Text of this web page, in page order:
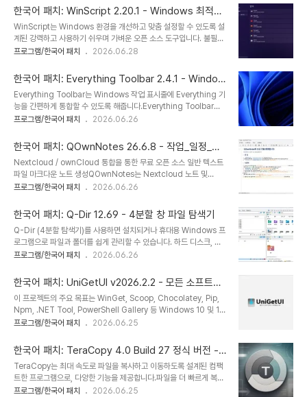
인..
성할 수 있습니다.직관적인 구조 레이아웃, 다양한 미디어에 대한 다중
뷰를 제공합니다.확대/축소 가능한 요소, 웹 브라우저처럼 탐색합니
다.마우스 오른쪽 버튼을 클릭하여 Windows 폴더 및 파일 팝업 메
뉴에 액세스할 수 있습니다.단순하지만 강력한 필터링 기준을 입력하
여 보기 내용을 제한할 수 있습니다.네 가지 색상으로 파일을 임시로
필터링된 요소를 표시할 수 있습니..
한국어 패치: WinScript 2.20.1 - Windows 최적화
개선 도구
WinScript는 Windows 환경을 개선하고 맞춤 설정할 수 있도록 설
계된 강력하고 사용하기 쉬우며 가벼운 오픈 소스 도구입니다. 불필요
한 프로그램 제거, 개인 정보 보호 강화, 성능 최적화, 앱 설치 간소화
WinScript를 사용하면 Windows에 사전 설치된 불필요한 프로그
램 및 구성 요소를 제거할 수 있습니다. Microsoft Store,
OneDrive, CoPilot을 제거하고, Microsoft Edge의 불필요한 기
능을 제거하거나 삭제하고, 위젯 및 작업 표시줄 위젯을 비활성화하고,
리콜이나 소비자 기능과 같은 Windows 기능을 비활성화하는 등 다
프로그램/한국어 패치 2026.06.28
한국어 패치: Everything Toolbar 2.4.1 - Window
s 작업 표시줄에 Everything 기능 통합
Everything Toolbar는 Windows 작업 표시줄에 Everything 기
능을 간편하게 통합할 수 있도록 해줍니다.Everything Toolbar를
사용하면 Windows 작업 표시줄에서 이름으로 파일, 폴더 등을 즉시
리고 다른 사람과의 간편한 파일 공유 기능을 제공합니
다.Everything Toolbar 사용 방법:● 다운로드● 설치 파일 실행●
작업 표시줄의 컨텍스트 메뉴에서 EverythingToolbar 활성화
Everything이 설치되어 있어야 합니다.공식 홈페이지
EverythingToolbar-2.4.1-x64.exeEverythingToolbar-
프로그램/한국어 패치 2026.06.26
한국어 패치: QOwnNotes 26.6.8 - 작업_일정_메
모 동기화
Nextcloud / ownCloud 통합을 통한 무료 오픈 소스 일반 텍스트
파일 마크다운 노트 생성QOwnNotes는 Nextcloud 노트 및
ownCloud 노트와 함께 작동하는 GNU/Linux, macOS 및
스 메모장입니다.QOwnNotes를 사용하여 생각을 기록하고 나중에
Android용 Nextcloud 노트 또는 Nextcloud/ownCloud 웹 서
비스와 같은 모바일 장치에서 생각을 편집하거나 검색할 수 있습니다.
노트는 일반 텍스트 마크다운 파일로 저장되며 Nextcloud의 파일
동기화 기능과 동기화됩니다. 물론 Syncing 또는 Dropbox와 같은
프로그램/한국어 패치 2026.06.26
한국어 패치: Q-Dir 12.69 - 4분할 창 파일 탐색기
Q-Dir (4분할 탐색기)를 사용하면 설치되거나 휴대용 Windows 프
로그램으로 파일과 폴더를 쉽게 관리할 수 있습니다. 하드 디스크, 네
트워크 폴더, USB-Stik, 플로피 디스크 및 기타 스토리지 장치에 빠
기술을 갖춘 우수한 파일 관리자입니다. 시스템의 일반 기능, 끌어서
놓기, 모든 보기 및 기타 기능을 포기할 필요는 없습니다.Q-Dir를 설
치할 필요가 없으며 데스크톱에서 쉽게 실행할 수 있습니다. Q-
Dir_Installer.exe의 이름을 Q-Dir.exe 및 GO로 바꿉니
다.Windows PC용 작고 유명한 유틸리티이며 USB 스틱 친구:)이
스..
프로그램/한국어 패치 2026.06.26
한국어 패치: UniGetUI v2026.2.2 - 모든 소프트웨
어 다운로드, 설치, 업데이트 및 제거
이 프로젝트의 주요 목표는 WinGet, Scoop, Chocolatey, Pip,
Npm, .NET Tool, PowerShell Gallery 등 Windows 10 및 11
에서 가장 흔히 사용되는 CLI 패키지 관리자를 위한 직관적인 GUI를
사용하면 지원되는 패키지 관리자에 게시된 모든 소프트웨어를 쉽게
다운로드, 설치, 업데이트 및 제거할 수 있으며, 그 외에도 다양한 작업
을 수행할 수 있습니다.면책 조항: 이 프로젝트는 지원되는 패키지 관
리자와 아무런 관련이 없으며, 완전히 비공식적인 프로젝트입니다.
UniGetUI 개발자인 저는 다운로드된 소프트웨어에 대해 어떠한 책
프로그램/한국어 패치 2026.06.25
한국어 패치: TeraCopy 4.0 Build 27 정식 버전 -
최대 속도로 파일 복사 및 이동
TeraCopy는 최대 속도로 파일을 복사하고 이동하도록 설계된 컴팩
트한 프로그램으로, 다양한 기능을 제공합니다.파일을 더 빠르게 복사
하세요. TeraCopy는 동적으로 조정되는 버퍼를 사용하여 탐색 시간
프로그램/한국어 패치 2026.06.25